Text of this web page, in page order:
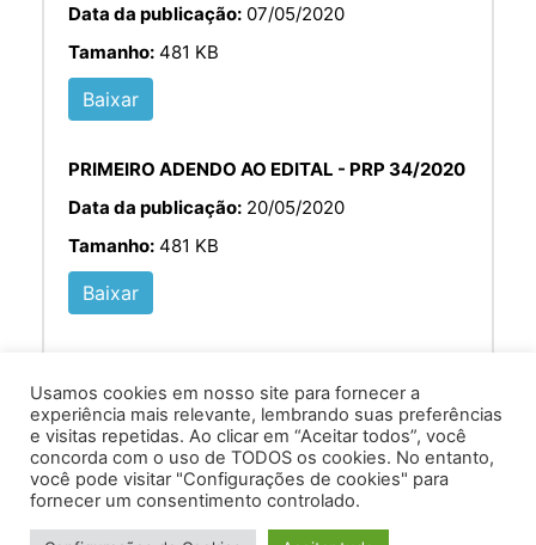
Data da publicação: 07/05/2020
Tamanho: 481 KB
Baixar
PRIMEIRO ADENDO AO EDITAL - PRP 34/2020
Data da publicação: 20/05/2020
Tamanho: 481 KB
Baixar
Av. Prof. Armando Alves da Silva, nº 1950 - Zacarias,
Caratinga - MG - 35302-403 / Tel: (33) 3329 8000
Usamos cookies em nosso site para fornecer a
experiência mais relevante, lembrando suas preferências
e visitas repetidas. Ao clicar em “Aceitar todos”, você
concorda com o uso de TODOS os cookies. No entanto,
você pode visitar "Configurações de cookies" para
fornecer um consentimento controlado.